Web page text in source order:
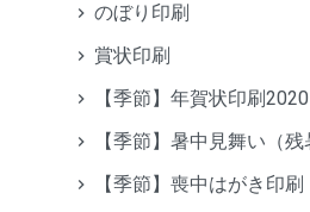
のぼり印刷
賞状印刷
【季節】年賀状印刷2020
【季節】暑中見舞い（残
【季節】喪中はがき印刷